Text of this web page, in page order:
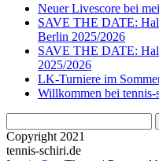
Neuer Livescore bei
SAVE THE DATE:
Berlin 2025/2026
SAVE THE DATE:
2025/2026
LK-Turniere im
Willkommen bei tennis-
nach:
Copyright 2021
tennis-schiri.de